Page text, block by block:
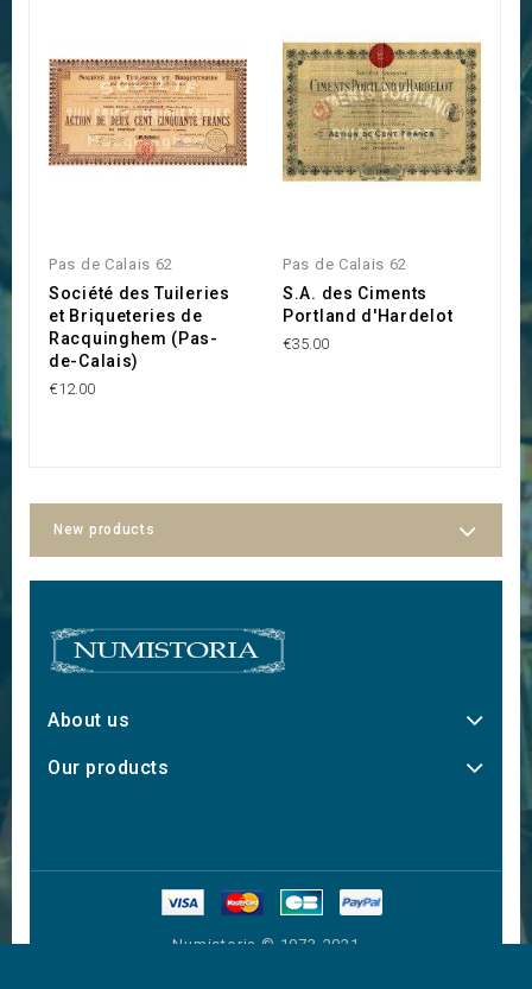
Pas de Calais 62
Société des Tuileries
et Briqueteries de
Racquinghem (Pas-
de-Calais)
€12.00
Pas de Calais 62
S.A. des Ciments
Portland d'Hardelot
€35.00
New products
About us
Our products
Numistoria © 1973-2021